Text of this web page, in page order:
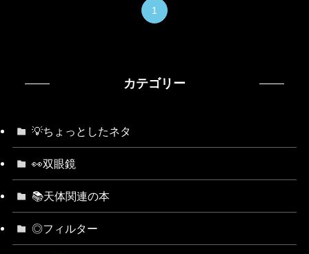
1
カテゴリー
💡ちょっとしたネタ
👀双眼鏡
📚天体関連の本
◎フィルター